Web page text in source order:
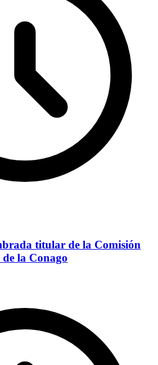
titular de la Comisión
la Conago